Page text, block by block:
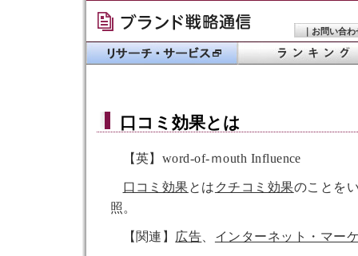
｜ お問い合わ
口コミ効果とは
【英】word-of-ｍouth Influence
口コミ効果とは クチコミ効果のことを
照。
【関連】 広告 インターネット・マー